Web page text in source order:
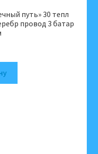
путь» 30 тепл
провод 3 батар